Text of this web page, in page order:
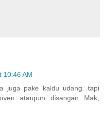
10:46 AM
juga pake kaldu udang. tapi
ataupun disangan Mak,